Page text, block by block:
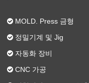
MOLD. Press 금형
정밀기계 및 Jig
자동화 장비
CNC 가공